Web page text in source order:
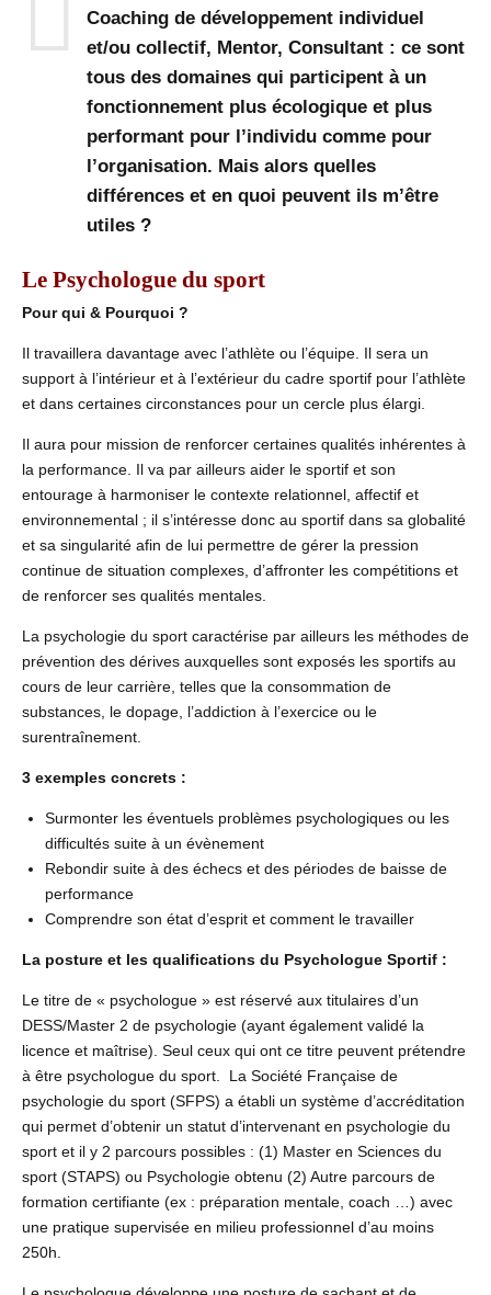
Coaching de développement individuel
et/ou collectif, Mentor, Consultant : ce sont
tous des domaines qui participent à un
fonctionnement plus écologique et plus
performant pour l’individu comme pour
l’organisation. Mais alors quelles
différences et en quoi peuvent ils m’être
utiles ?
Le Psychologue du sport
Pour qui & Pourquoi ?
Il travaillera davantage avec l’athlète ou l’équipe. Il sera un
support à l’intérieur et à l’extérieur du cadre sportif pour l’athlète
et dans certaines circonstances pour un cercle plus élargi.
Il aura pour mission de renforcer certaines qualités inhérentes à
la performance. Il va par ailleurs aider le sportif et son
entourage à harmoniser le contexte relationnel, affectif et
environnemental ; il s’intéresse donc au sportif dans sa globalité
et sa singularité afin de lui permettre de gérer la pression
continue de situation complexes, d’affronter les compétitions et
de renforcer ses qualités mentales.
La psychologie du sport caractérise par ailleurs les méthodes de
prévention des dérives auxquelles sont exposés les sportifs au
cours de leur carrière, telles que la consommation de
substances, le dopage, l’addiction à l’exercice ou le
surentraînement.
3 exemples concrets :
Surmonter les éventuels problèmes psychologiques ou les
difficultés suite à un évènement
Rebondir suite à des échecs et des périodes de baisse de
performance
Comprendre son état d’esprit et comment le travailler
La posture et les qualifications du Psychologue Sportif :
Le titre de « psychologue » est réservé aux titulaires d’un
DESS/Master 2 de psychologie (ayant également validé la
licence et maîtrise). Seul ceux qui ont ce titre peuvent prétendre
à être psychologue du sport. La Société Française de
psychologie du sport (SFPS) a établi un système d’accréditation
qui permet d’obtenir un statut d’intervenant en psychologie du
sport et il y 2 parcours possibles : (1) Master en Sciences du
sport (STAPS) ou Psychologie obtenu (2) Autre parcours de
formation certifiante (ex : préparation mentale, coach …) avec
une pratique supervisée en milieu professionnel d’au moins
250h.